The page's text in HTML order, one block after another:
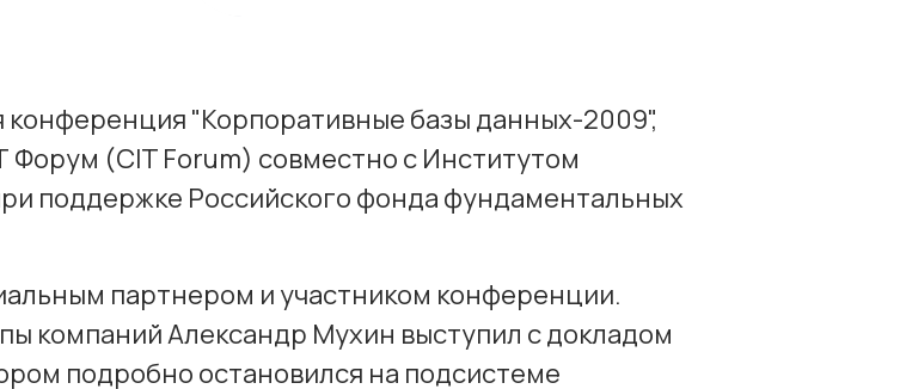
конференция "Корпоративные базы данных-2009",
(CIT Forum) совместно с Институтом
поддержке Российского фонда фундаментальных
партнером и участником конференции.
компаний Александр Мухин выступил с докладом
подробно остановился на подсистеме